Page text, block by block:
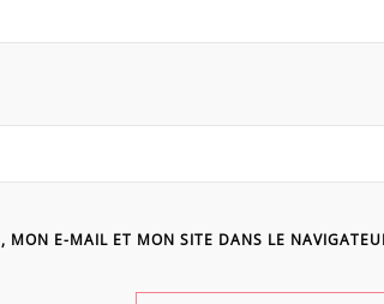
MON E-MAIL ET MON SITE DANS LE